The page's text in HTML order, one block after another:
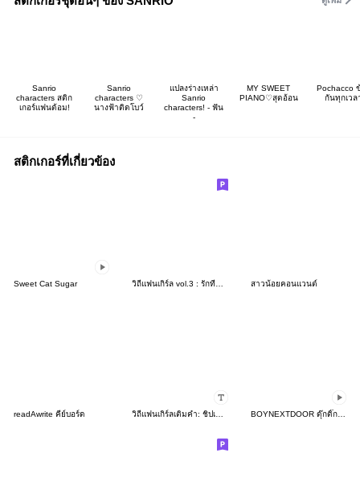
Sanrio
characters สติก
เกอร์แฟนด้อม!
Sanrio
characters ♡
นางฟ้าติดโบว์
แปลงร่างเหล่า
Sanrio
characters! - ฟัน
-
MY SWEET
PIANO♡สุดอ้อน
Pochacco
กันทุกเวล
สติกเกอร์ที่เกี่ยวข้อง
Sweet Cat Sugar วิถีแฟนเกิร์ล vol.3 : รักที่แสนห่างไกล สาวน้อยคอนแวนต์
readAwrite คีย์บอร์ด BOYNEXTDOOR ดุ๊กดิ๊กได้!